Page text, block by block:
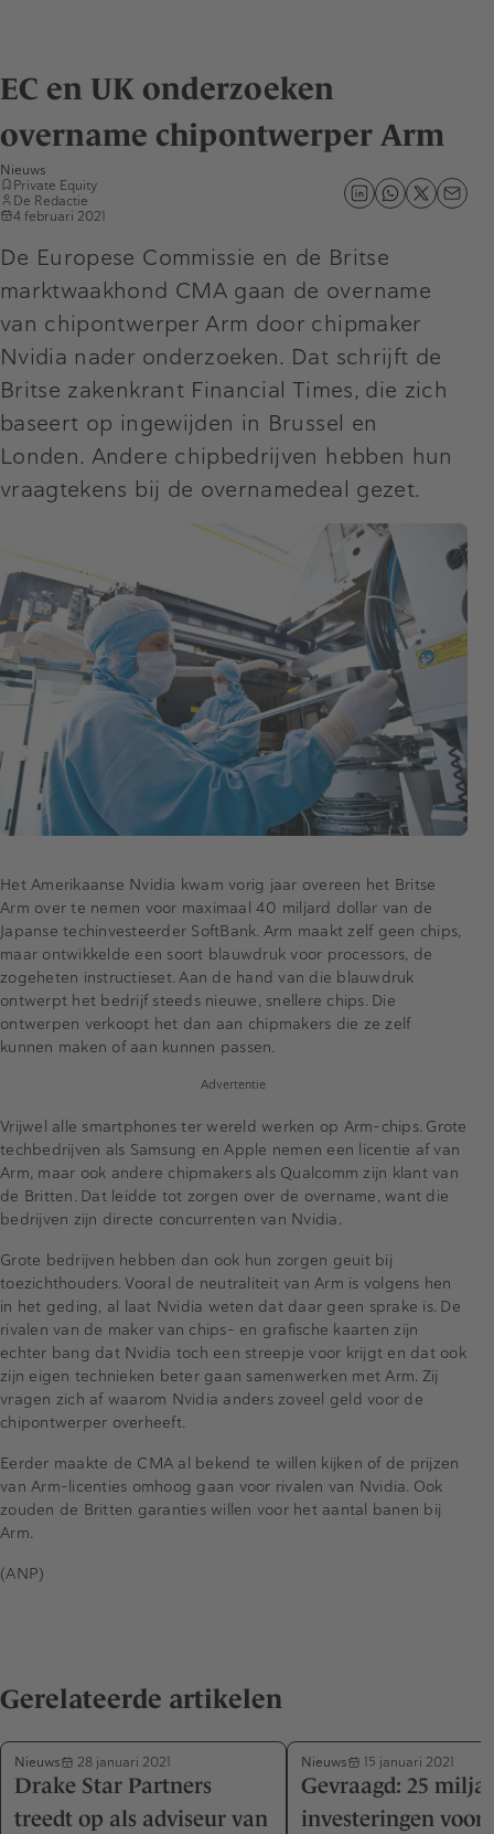
EC en UK onderzoeken
overname chipontwerper Arm
Nieuws
Private Equity
De Redactie
4 februari 2021
De Europese Commissie en de Britse
marktwaakhond CMA gaan de overname
van chipontwerper Arm door chipmaker
Nvidia nader onderzoeken. Dat schrijft de
Britse zakenkrant Financial Times, die zich
baseert op ingewijden in Brussel en
Londen. Andere chipbedrijven hebben hun
vraagtekens bij de overnamedeal gezet.
Het Amerikaanse Nvidia kwam vorig jaar overeen het Britse
Arm over te nemen voor maximaal 40 miljard dollar van de
Japanse techinvesteerder SoftBank. Arm maakt zelf geen chips,
maar ontwikkelde een soort blauwdruk voor processors, de
zogeheten instructieset. Aan de hand van die blauwdruk
ontwerpt het bedrijf steeds nieuwe, snellere chips. Die
ontwerpen verkoopt het dan aan chipmakers die ze zelf
kunnen maken of aan kunnen passen.
Advertentie
Vrijwel alle smartphones ter wereld werken op Arm-chips. Grote
techbedrijven als Samsung en Apple nemen een licentie af van
Arm, maar ook andere chipmakers als Qualcomm zijn klant van
de Britten. Dat leidde tot zorgen over de overname, want die
bedrijven zijn directe concurrenten van Nvidia.
Grote bedrijven hebben dan ook hun zorgen geuit bij
toezichthouders. Vooral de neutraliteit van Arm is volgens hen
in het geding, al laat Nvidia weten dat daar geen sprake is. De
rivalen van de maker van chips- en grafische kaarten zijn
echter bang dat Nvidia toch een streepje voor krijgt en dat ook
zijn eigen technieken beter gaan samenwerken met Arm. Zij
vragen zich af waarom Nvidia anders zoveel geld voor de
chipontwerper overheeft.
Eerder maakte de CMA al bekend te willen kijken of de prijzen
van Arm-licenties omhoog gaan voor rivalen van Nvidia. Ook
zouden de Britten garanties willen voor het aantal banen bij
Arm.
(ANP)
Gerelateerde artikelen
Nieuws 28 januari 2021
Drake Star Partners
treedt op als adviseur van
Nieuws 15 januari 2021
Gevraagd: 25
investeringen voor